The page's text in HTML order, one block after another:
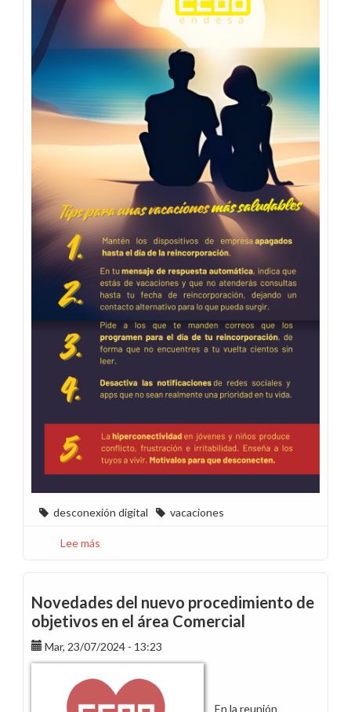
desconexión digital vacaciones
Lee más
desconecta:
Tips
para
unas
vacaciones
más
saludables
Novedades del nuevo procedimiento de
objetivos en el área Comercial
Mar, 23/07/2024 - 13:23
En la reunión